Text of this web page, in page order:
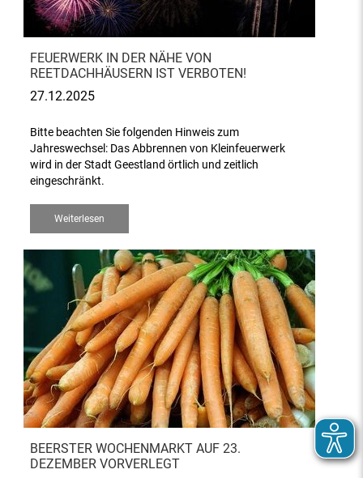
FEUERWERK IN DER NÄHE VON
REETDACHHÄUSERN IST VERBOTEN!
27.12.2025
Bitte beachten Sie folgenden Hinweis zum
Jahreswechsel: Das Abbrennen von Kleinfeuerwerk
wird in der Stadt Geestland örtlich und zeitlich
eingeschränkt.
Weiterlesen
BEERSTER WOCHENMARKT AUF 23.
DEZEMBER VORVERLEGT